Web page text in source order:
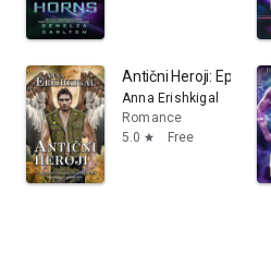
Antični Heroji:
Anna Erishkigal
Romance
5.0 star Free